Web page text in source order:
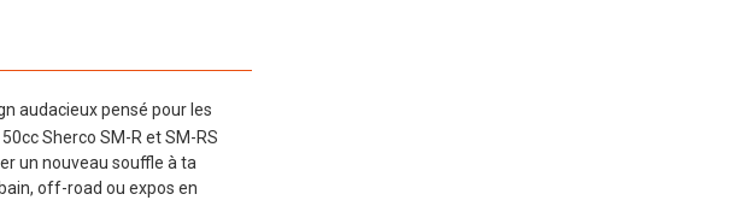
audacieux pensé pour les
Sherco SM-R et SM-RS
un nouveau souffle à ta
off-road ou expos en